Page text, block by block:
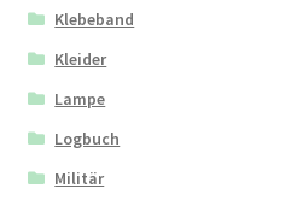
Klebeband
Kleider
Lampe
Logbuch
Militär